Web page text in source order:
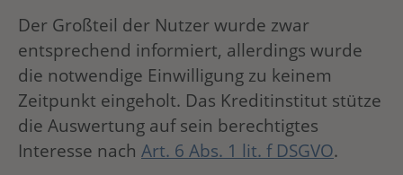
Der Großteil der Nutzer wurde zwar
entsprechend informiert, allerdings wurde
die notwendige Einwilligung zu keinem
Zeitpunkt eingeholt. Das Kreditinstitut stütze
die Auswertung auf sein berechtigtes
Interesse nach Art. 6 Abs. 1 lit. f DSGVO.